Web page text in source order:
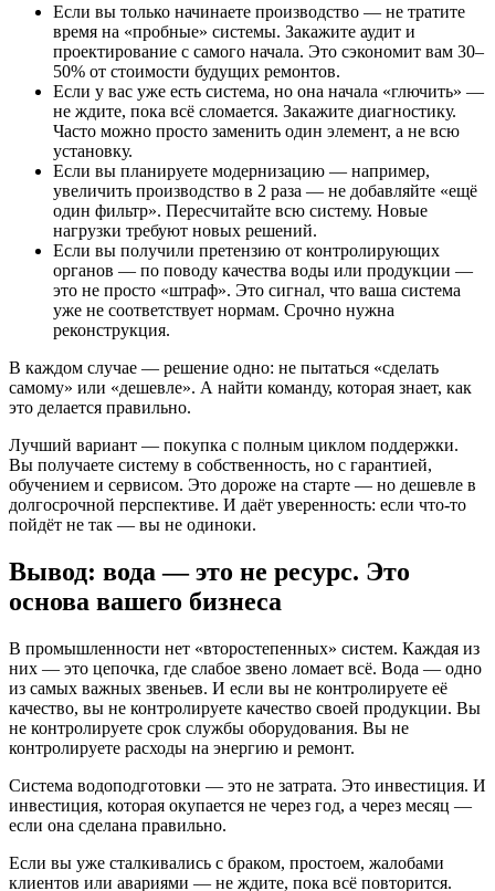
Если вы только начинаете производство — не тратите
время на «пробные» системы. Закажите аудит и
проектирование с самого начала. Это сэкономит вам 30–
50% от стоимости будущих ремонтов.
Если у вас уже есть система, но она начала «глючить» —
не ждите, пока всё сломается. Закажите диагностику.
Часто можно просто заменить один элемент, а не всю
установку.
Если вы планируете модернизацию — например,
увеличить производство в 2 раза — не добавляйте «ещё
один фильтр». Пересчитайте всю систему. Новые
нагрузки требуют новых решений.
Если вы получили претензию от контролирующих
органов — по поводу качества воды или продукции —
это не просто «штраф». Это сигнал, что ваша система
уже не соответствует нормам. Срочно нужна
реконструкция.
В каждом случае — решение одно: не пытаться «сделать
самому» или «дешевле». А найти команду, которая знает, как
это делается правильно.
Лучший вариант — покупка с полным циклом поддержки.
Вы получаете систему в собственность, но с гарантией,
обучением и сервисом. Это дороже на старте — но дешевле в
долгосрочной перспективе. И даёт уверенность: если что-то
пойдёт не так — вы не одиноки.
Вывод: вода — это не ресурс. Это
основа вашего бизнеса
В промышленности нет «второстепенных» систем. Каждая из
них — это цепочка, где слабое звено ломает всё. Вода — одно
из самых важных звеньев. И если вы не контролируете её
качество, вы не контролируете качество своей продукции. Вы
не контролируете срок службы оборудования. Вы не
контролируете расходы на энергию и ремонт.
Система водоподготовки — это не затрата. Это инвестиция. И
инвестиция, которая окупается не через год, а через месяц —
если она сделана правильно.
Если вы уже сталкивались с браком, простоем, жалобами
клиентов или авариями — не ждите, пока всё повторится.